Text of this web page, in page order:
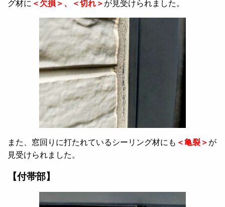
グ材に ＜欠損＞、＜切れ＞ が見受けられました。
また、窓回りに打たれているシーリング材にも ＜亀裂＞ が
見受けられました。
【付帯部】